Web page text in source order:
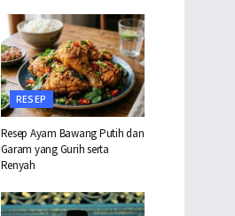
RESEP
Resep Ayam Bawang Putih dan
Garam yang Gurih serta
Renyah